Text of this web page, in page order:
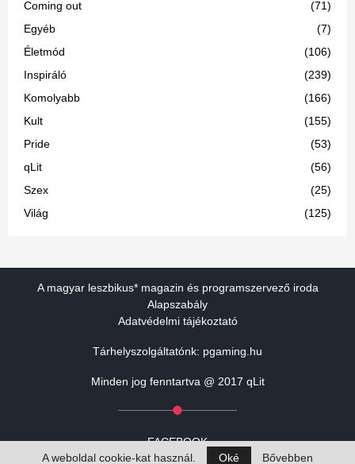
Coming out
(71)
Egyéb
(7)
Életmód
(106)
Inspiráló
(239)
Komolyabb
(166)
Kult
(155)
Pride
(53)
qLit
(56)
Szex
(25)
Világ
(125)
A magyar leszbikus* magazin és programszervező iroda
Alapszabály
Adatvédelmi tájékoztató
Tárhelyszolgáltatónk: pgaming.hu
Minden jog fenntartva @ 2017 qLit
FACEBOOK
A weboldal cookie-kat használ.
Oké Bővebben